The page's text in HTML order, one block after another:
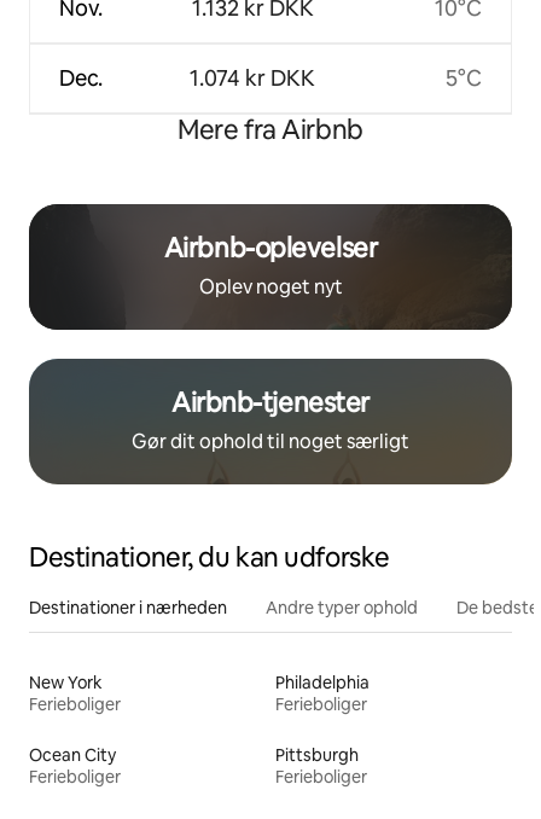
Nov.
Dec.
1.132 kr DKK
1.074 kr DKK
10°C
5°C
Mere fra Airbnb
Airbnb-oplevelser
Oplev noget nyt
Airbnb-tjenester
Gør dit ophold til noget særligt
Destinationer, du kan udforske
Destinationer i nærheden Andre typer ophold De
New York
Ferieboliger
Philadelphia
Ferieboliger
Ocean City
Ferieboliger
Pittsburgh
Ferieboliger